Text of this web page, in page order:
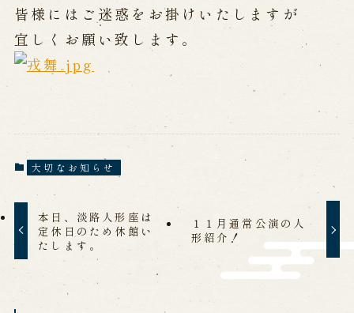
歴史
淡路島と国生み神話
ご利用案内
営業日時・料金
お問い合わせ
皆様にはご迷惑をお掛けいたしますが
宜しくお願い致します。
大切なお知らせ
本日、淡路人形座は
定休日のため休館い
たします。
１１月通常公演の人
形紹介！